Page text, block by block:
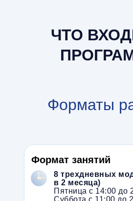
ЧТО
Форматы
8 трехдневных
в 2 месяца)
Пятница с 14:00 до
Суббота с 11:00 до
Формат занятий